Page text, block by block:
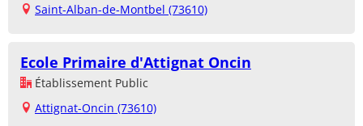
Saint-Alban-de-Montbel (73610)
Ecole Primaire d'Attignat Oncin
Établissement Public
Attignat-Oncin (73610)